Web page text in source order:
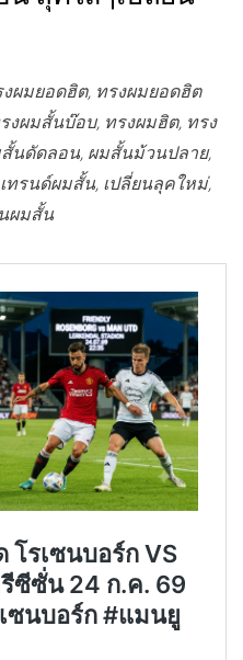
ผมยอดฮิต, ทรงผมยอดฮิต
งผมสั้นบ๊อบ, ทรงผมฮิต, ทรง
นดัดลอน, ผมสั้นม้วนปลาย,
ทรนด์ผมสั้น, เปลี่ยนลุคใหม่,
ผมสั้น